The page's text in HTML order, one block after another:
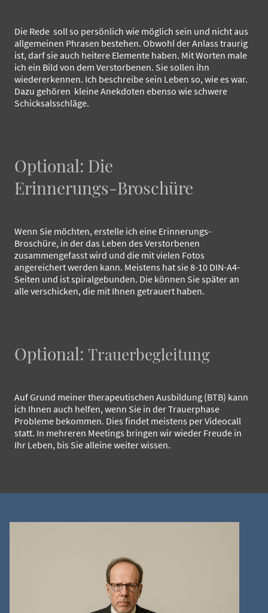
Die Rede soll so persönlich wie möglich sein und nicht aus
allgemeinen Phrasen bestehen. Obwohl der Anlass traurig
ist, darf sie auch heitere Elemente haben. Mit Worten male
ich ein Bild von dem Verstorbenen. Sie sollen ihn
wiedererkennen. Ich beschreibe sein Leben so, wie es war.
Dazu gehören kleine Anekdoten ebenso wie schwere
Schicksalsschläge.
Optional: Die
Erinnerungs-Broschüre
Wenn Sie möchten, erstelle ich eine Erinnerungs-
Broschüre, in der das Leben des Verstorbenen
zusammengefasst wird und die mit vielen Fotos
angereichert werden kann. Meistens hat sie 8-10 DIN-A4-
Seiten und ist spiralgebunden. Die können Sie später an
alle verschicken, die mit Ihnen getrauert haben.
Optional: Trauerbegleitung
Auf Grund meiner therapeutischen Ausbildung (BTB) kann
ich Ihnen auch helfen, wenn Sie in der Trauerphase
Probleme bekommen. Dies findet meistens per Videocall
statt. In mehreren Meetings bringen wir wieder Freude in
Ihr Leben, bis Sie alleine weiter wissen.